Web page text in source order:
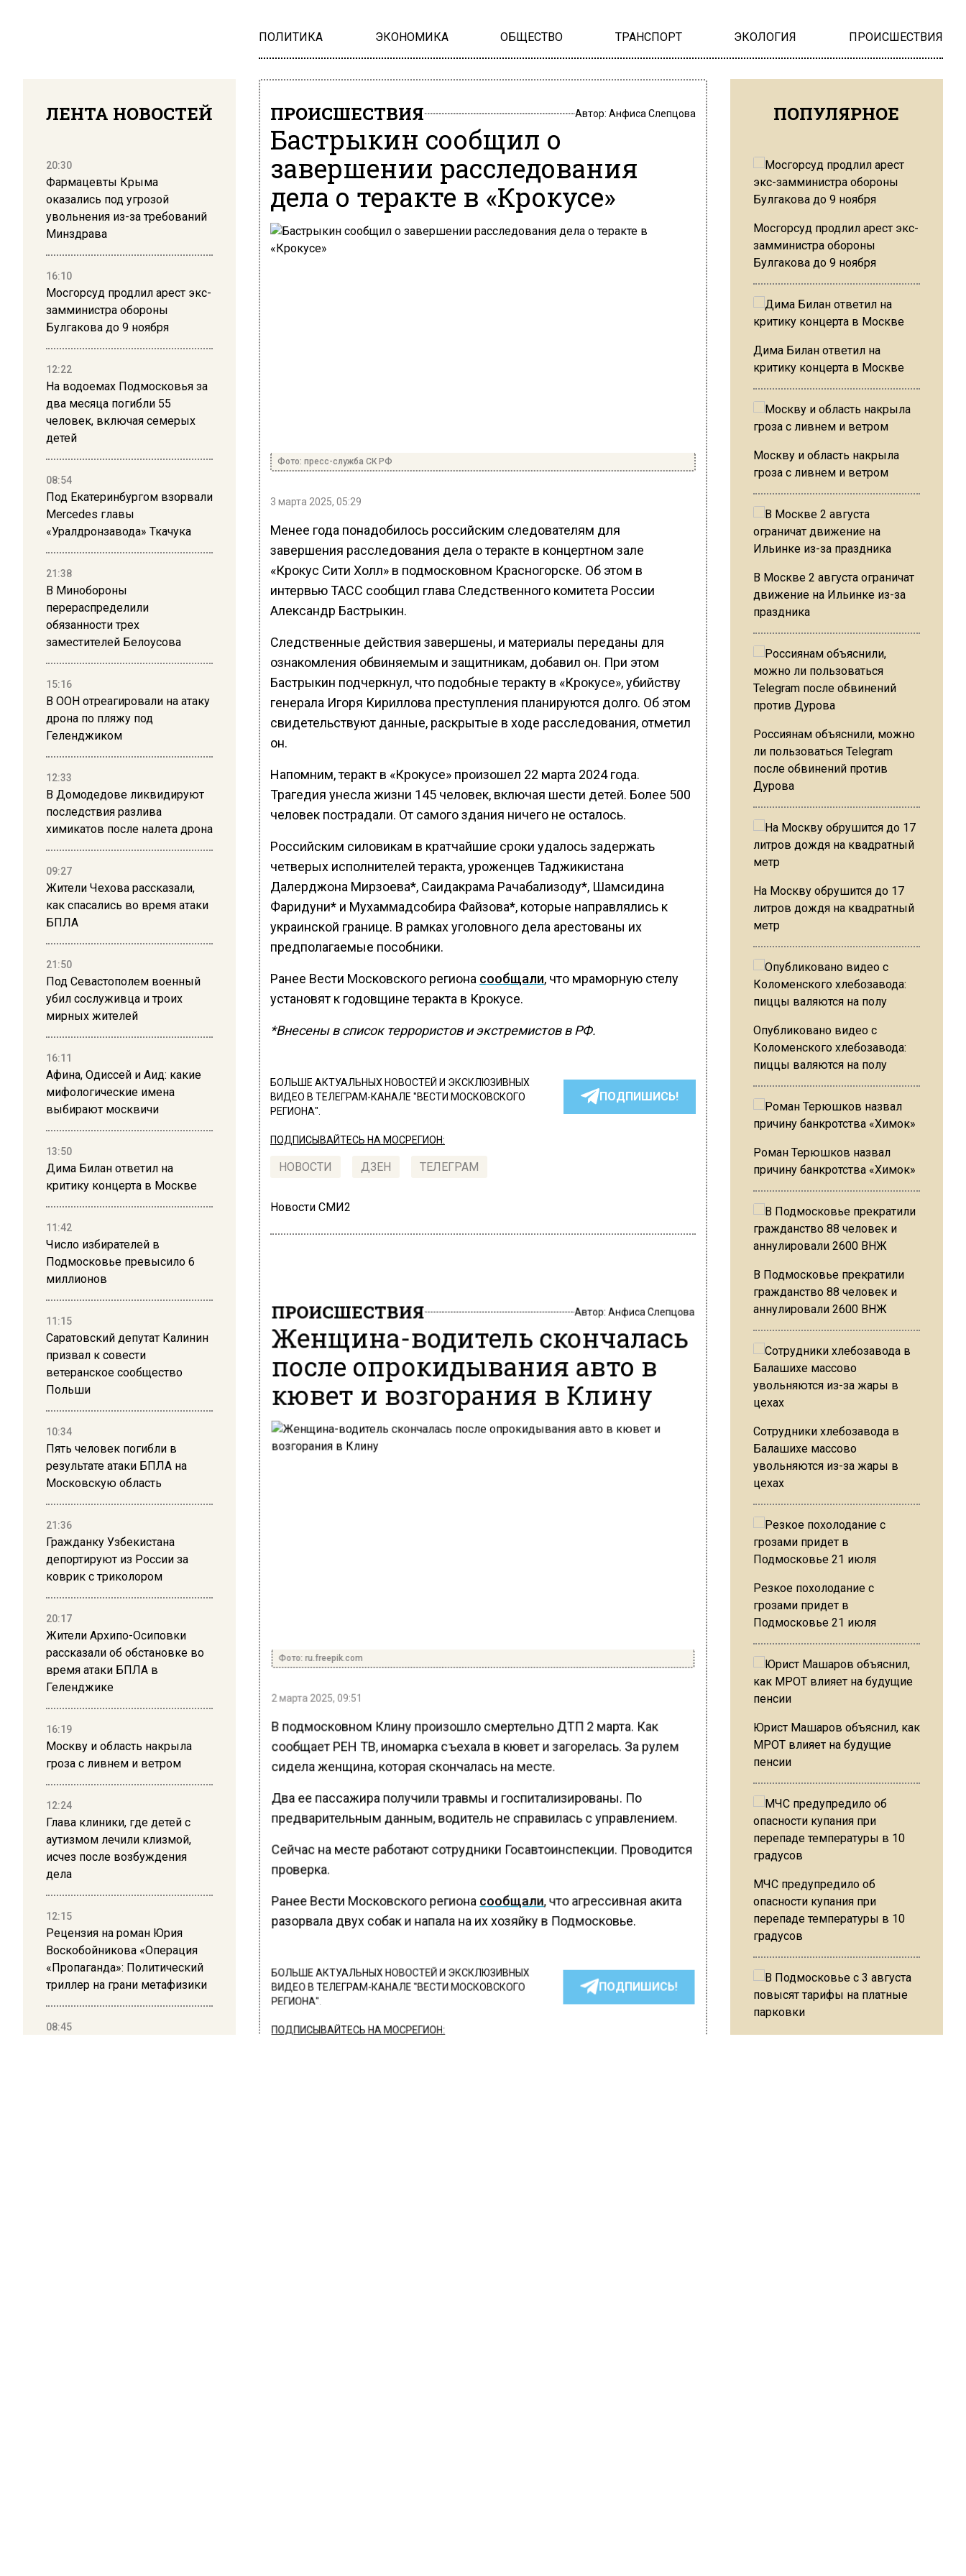
ПОЛИТИКА ЭКОНОМИКА ОБЩЕСТВО ТРАНСПОРТ ЭКОЛОГИЯ ПРОИСШЕСТВИЯ
ЛЕНТА НОВОСТЕЙ
20:30
Фармацевты Крыма
оказались под угрозой
увольнения из-за требований
Минздрава
16:10
Мосгорсуд продлил арест экс-
замминистра обороны
Булгакова до 9 ноября
12:22
На водоемах Подмосковья за
два месяца погибли 55
человек, включая семерых
детей
08:54
Под Екатеринбургом взорвали
Mercedes главы
«Уралдронзавода» Ткачука
21:38
В Минобороны
перераспределили
обязанности трех
заместителей Белоусова
15:16
В ООН отреагировали на атаку
дрона по пляжу под
Геленджиком
12:33
В Домодедове ликвидируют
последствия разлива
химикатов после налета дрона
09:27
Жители Чехова рассказали,
как спасались во время атаки
БПЛА
21:50
Под Севастополем военный
убил сослуживца и троих
мирных жителей
16:11
Афина, Одиссей и Аид: какие
мифологические имена
выбирают москвичи
13:50
Дима Билан ответил на
критику концерта в Москве
11:42
Число избирателей в
Подмосковье превысило 6
миллионов
11:15
Саратовский депутат Калинин
призвал к совести
ветеранское сообщество
Польши
10:34
Пять человек погибли в
результате атаки БПЛА на
Московскую область
21:36
Гражданку Узбекистана
депортируют из России за
коврик с триколором
20:17
Жители Архипо-Осиповки
рассказали об обстановке во
время атаки БПЛА в
Геленджике
16:19
Москву и область накрыла
гроза с ливнем и ветром
12:24
Глава клиники, где детей с
аутизмом лечили клизмой,
исчез после возбуждения
дела
12:15
Рецензия на роман Юрия
Воскобойникова «Операция
«Пропаганда»: Политический
триллер на грани метафизики
08:45
ПРОИСШЕСТВИЯ Автор: Анфиса Слепцова
Бастрыкин сообщил о
завершении расследования
дела о теракте в «Крокусе»
Фото: пресс-служба СК РФ
3 марта 2025, 05:29
Менее года понадобилось российским следователям для
завершения расследования дела о теракте в концертном зале
«Крокус Сити Холл» в подмосковном Красногорске. Об этом в
интервью ТАСС сообщил глава Следственного комитета России
Александр Бастрыкин.
Следственные действия завершены, и материалы переданы для
ознакомления обвиняемым и защитникам, добавил он. При этом
Бастрыкин подчеркнул, что подобные теракту в «Крокусе», убийству
генерала Игоря Кириллова преступления планируются долго. Об этом
свидетельствуют данные, раскрытые в ходе расследования, отметил
он.
Напомним, теракт в «Крокусе» произошел 22 марта 2024 года.
Трагедия унесла жизни 145 человек, включая шести детей. Более 500
человек пострадали. От самого здания ничего не осталось.
Российским силовикам в кратчайшие сроки удалось задержать
четверых исполнителей теракта, уроженцев Таджикистана
Далерджона Мирзоева*, Саидакрама Рачабализоду*, Шамсидина
Фаридуни* и Мухаммадсобира Файзова*, которые направлялись к
украинской границе. В рамках уголовного дела арестованы их
предполагаемые пособники.
Ранее Вести Московского региона сообщали, что мраморную стелу
установят к годовщине теракта в Крокусе.
*Внесены в список террористов и экстремистов в РФ.
БОЛЬШЕ АКТУАЛЬНЫХ НОВОСТЕЙ И ЭКСКЛЮЗИВНЫХ
ВИДЕО В ТЕЛЕГРАМ-КАНАЛЕ "ВЕСТИ МОСКОВСКОГО
РЕГИОНА".
ПОДПИШИСЬ!
ПОДПИСЫВАЙТЕСЬ НА МОСРЕГИОН:
НОВОСТИ ДЗЕН ТЕЛЕГРАМ
Новости СМИ2
ПРОИСШЕСТВИЯ Автор: Анфиса Слепцова
Женщина-водитель скончалась
после опрокидывания авто в
кювет и возгорания в Клину
Фото: ru.freepik.com
2 марта 2025, 09:51
В подмосковном Клину произошло смертельно ДТП 2 марта. Как
сообщает РЕН ТВ, иномарка съехала в кювет и загорелась. За рулем
сидела женщина, которая скончалась на месте.
Два ее пассажира получили травмы и госпитализированы. По
предварительным данным, водитель не справилась с управлением.
Сейчас на месте работают сотрудники Госавтоинспекции. Проводится
проверка.
Ранее Вести Московского региона сообщали, что агрессивная акита
разорвала двух собак и напала на их хозяйку в Подмосковье.
БОЛЬШЕ АКТУАЛЬНЫХ НОВОСТЕЙ И ЭКСКЛЮЗИВНЫХ
ВИДЕО В ТЕЛЕГРАМ-КАНАЛЕ "ВЕСТИ МОСКОВСКОГО
РЕГИОНА".
ПОДПИШИСЬ!
ПОДПИСЫВАЙТЕСЬ НА МОСРЕГИОН:
ПОПУЛЯРНОЕ
Мосгорсуд продлил арест экс-
замминистра обороны
Булгакова до 9 ноября
Дима Билан ответил на
критику концерта в Москве
Москву и область накрыла
гроза с ливнем и ветром
В Москве 2 августа ограничат
движение на Ильинке из-за
праздника
Россиянам объяснили, можно
ли пользоваться Telegram
после обвинений против
Дурова
На Москву обрушится до 17
литров дождя на квадратный
метр
Опубликовано видео с
Коломенского хлебозавода:
пиццы валяются на полу
Роман Терюшков назвал
причину банкротства «Химок»
В Подмосковье прекратили
гражданство 88 человек и
аннулировали 2600 ВНЖ
Сотрудники хлебозавода в
Балашихе массово
увольняются из-за жары в
цехах
Резкое похолодание с
грозами придет в
Подмосковье 21 июля
Юрист Машаров объяснил, как
МРОТ влияет на будущие
пенсии
МЧС предупредило об
опасности купания при
перепаде температуры в 10
градусов